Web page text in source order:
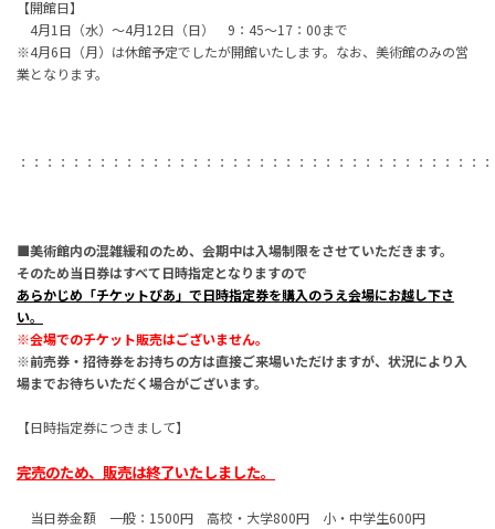
【開館日】
4月1 日（水）～4月12日（日） 9 ： 45～17 ： 00まで
※4月6日（月）は休館予定でしたが開館いたします。なお、美術館のみの営
業となります。
：：：：：：：：：：：：：：：：：：：：：：：：：：：：：：：：：：：
■美術館内の混雑緩和のため、会期中は入場制限をさせていただきます。
そのため当日券はすべて日時指定となりますので
あらかじめ「チケットぴあ」で日時指定券を購入のうえ会場にお越し下さ
い。
※会場でのチケット販売はございません。
※前売券・招待券をお持ちの方は直接ご来場いただけますが、状況により入
場までお待ちいただく場合がございます。
【日時指定券につきまして】
完売のため、販売は終了いたしました。
当日券金額 一般： 1500円 高校・大学800円 小・中学生600円